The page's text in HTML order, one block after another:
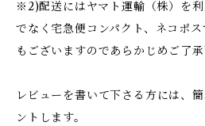
※2)配送にはヤマト運輸（株）を
でなく宅急便コンパクト、ネコポ
もございますのであらかじめご了承
レビューを書いて下さる方には、
ントします。